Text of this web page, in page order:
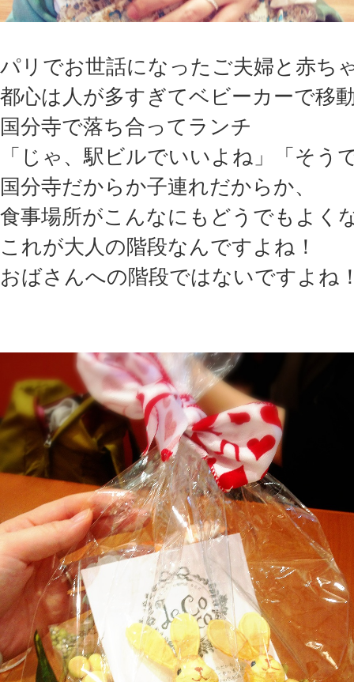
パリでお世話になったご夫婦と赤ち
都心は人が多すぎてベビーカーで移
国分寺で落ち合ってランチ
「じゃ、駅ビルでいいよね」「そう
国分寺だからか子連れだからか、
食事場所がこんなにもどうでもよく
これが大人の階段なんですよね！
おばさんへの階段ではないですよね